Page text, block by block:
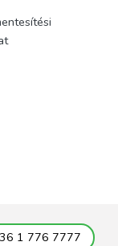
1 776 7777